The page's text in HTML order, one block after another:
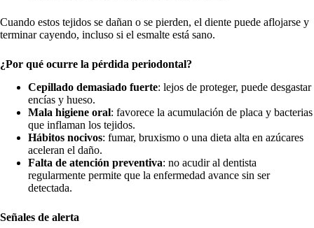
Cuando estos tejidos se dañan o se pierden, el diente puede aflojarse y
terminar cayendo, incluso si el esmalte está sano.
¿Por qué ocurre la pérdida periodontal?
Cepillado demasiado fuerte: lejos de proteger, puede desgastar
encías y hueso.
Mala higiene oral: favorece la acumulación de placa y bacterias
que inflaman los tejidos.
Hábitos nocivos: fumar, bruxismo o una dieta alta en azúcares
aceleran el daño.
Falta de atención preventiva: no acudir al dentista
regularmente permite que la enfermedad avance sin ser
detectada.
Señales de alerta